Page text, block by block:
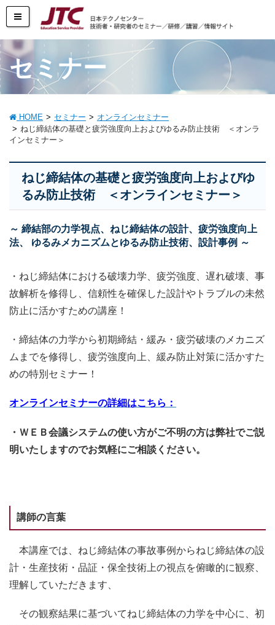
セミナー
HOME セミナー
オンラインセミナー
ねじ締結体の基礎と疲労強度向上およびゆるみ防止技術 ＜オンラ
インセミナー＞
ねじ締結体の基礎と疲労強度向上およびゆ
るみ防止技術 ＜オンラインセミナー＞
～ 締結部の力学視点、ねじ締結体の設計、疲労強度向上
法、 ゆるみメカニズムとゆるみ防止技術、設計事例 ～
・ねじ締結体における破壊力学、疲労強度、遅れ破壊、事
故解析を修得し、信頼性を確保した設計やトラブルの未然
防止に活かすための講座！
・締結体の力学から初期締結・緩み・疲労破壊のメカニズ
ムまでを修得し、疲労強度向上、緩み防止対策に活かすた
めの特別セミナー！
オンラインセミナーの詳細はこちら：
・ＷＥＢ会議システムの使い方がご不明の方は弊社でご説
明いたしますのでお気軽にご相談ください。
講師の言葉
本講座では、ねじ締結体の事故事例からねじ締結体の設
計・生産技術・品証・保全技術上の視点を俯瞰的に観察、
理解していただきます、
その観察結果に基づいてねじ締結体の力学を中心に、初